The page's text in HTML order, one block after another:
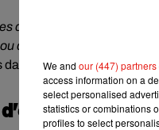
directs sont des
de harcèlement comme
un communiqué.
We and our (447) partners
access information on a
select personalised
statistics or combinations
profiles to select